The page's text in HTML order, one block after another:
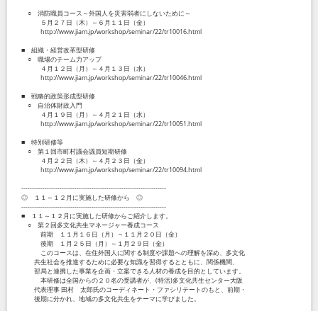
○ 消防職員コース～外国人を災害弱者にしないために～
５月２７日（木）～６月１１日（金）
http://www.jiam.jp/workshop/seminar/22/tr10016.html
■ 組織・経営改革型研修
○ 職場のチーム力アップ
４月１２日（月）～４月１３日（水）
http://www.jiam.jp/workshop/seminar/22/tr10046.html
■ 戦略的政策形成型研修
○ 自治体財政入門
４月１９日（月）～４月２１日（水）
http://www.jiam.jp/workshop/seminar/22/tr10051.html
■ 特別研修等
○ 第１回市町村議会議員短期研修
４月２２日（木）～４月２３日（金）
http://www.jiam.jp/workshop/seminar/22/tr10094.html
--------------------------------------------------------------------
◎ １１～１２月に実施した研修から ◎
--------------------------------------------------------------------
■ １１～１２月に実施した研修からご紹介します。
○ 第２回多文化共生マネージャー養成コース
前期 １１月１６日（月）～１１月２０日（金）
後期 １月２５日（月）～１月２９日（金）
このコースは、在住外国人に関する制度や課題への理解を深め、多文化
共生社会を推進するために必要な知識を習得するとともに、関係機関、
部局と連携した事業を企画・立案できる人材の養成を目的としています。
本研修は全国からの２０名の受講者が、(特活)多文化共生センター大阪
代表理事 田村 太郎氏のコーディネート・ファシリテートのもと、前期・
後期に分かれ、地域の多文化共生をテーマに学びました。